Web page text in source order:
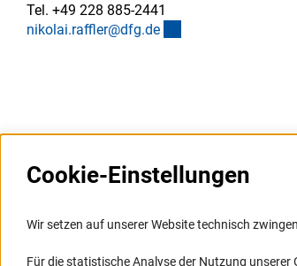
Tel. +49 228 885-2441
nikolai.raffler@dfg.de
Informationssysteme
Portal Wissenschaftliche Integrität
FAQ
Cookie-Einstellungen
Wir setzen auf unserer Website technisch
Für die statistische Analyse der Nutzung